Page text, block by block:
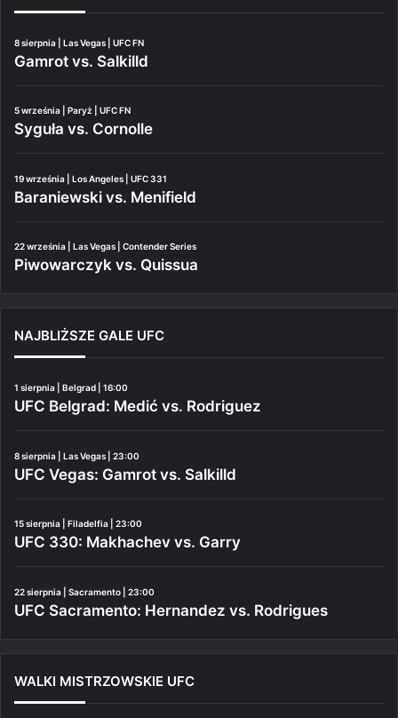
8 sierpnia | Las Vegas | UFC FN
Gamrot vs. Salkilld
5 września | Paryż | UFC FN
Syguła vs. Cornolle
19 września | Los Angeles | UFC 331
Baraniewski vs. Menifield
22 września | Las Vegas | Contender Series
Piwowarczyk vs. Quissua
NAJBLIŻSZE GALE UFC
1 sierpnia | Belgrad | 16:00
UFC Belgrad: Medić vs. Rodriguez
8 sierpnia | Las Vegas | 23:00
UFC Vegas: Gamrot vs. Salkilld
15 sierpnia | Filadelfia | 23:00
UFC 330: Makhachev vs. Garry
22 sierpnia | Sacramento | 23:00
UFC Sacramento: Hernandez vs. Rodrigues
WALKI MISTRZOWSKIE UFC